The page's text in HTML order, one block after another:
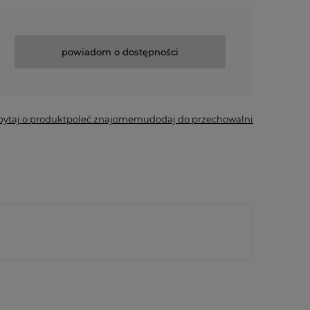
powiadom o dostępności
o produktpoleć znajomemudodaj do przechowalni